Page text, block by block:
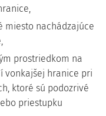
miesto nachádzajúce
prostriedkom na
vonkajšej hranice pri
ktoré sú podozrivé
priestupku